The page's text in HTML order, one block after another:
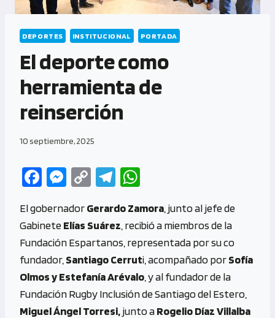
DEPORTES INSTITUCIONAL PORTADA
El deporte como
herramienta de
reinserción
10 septiembre, 2025
Fa
b
o
o
k
M
se
n
g
er
C
py
Li
n
k
Te
gr
a
m
at
s
A
p
p
El gobernadorGerardo Zamora , junto al jefe de
GabineteElías Suárez , recibió a miembros de la
Fundación Espartanos, representada por su co
fundador, Santiago Cerruti, acompañado porSofía
Olmos y Estefanía Arévalo , y al fundador de la
Fundación Rugby Inclusión de Santiago del Estero,
Miguel Ángel Torresi,junto aRogelio Díaz Villalba